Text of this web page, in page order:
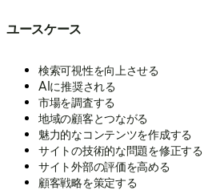
ユースケース
検索可視性を向上させる
AIに推奨される
市場を調査する
地域の顧客とつながる
魅力的なコンテンツを作成する
サイトの技術的な問題を修正する
サイト外部の評価を高める
顧客戦略を策定する